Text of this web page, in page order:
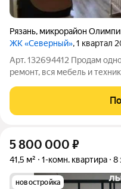
Рязань, микрорайон
ЖК «Северный», 1 квартал
Арт. 132694412 Продам
ремонт, вся мебель и
площадка,новый детский
развивающий центр
5 800 000 ₽
41,5 м² 1-комн. квартира 8
новостройка